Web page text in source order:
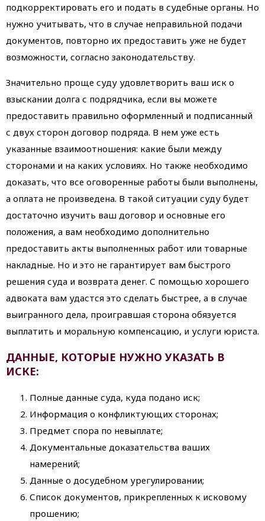
подкорректировать его и подать в судебные органы. Но
нужно учитывать, что в случае неправильной подачи
документов, повторно их предоставить уже не будет
возможности, согласно законодательству.
Значительно проще суду удовлетворить ваш иск о
взыскании долга с подрядчика, если вы можете
предоставить правильно оформленный и подписанный
с двух сторон договор подряда. В нем уже есть
указанные взаимоотношения: какие были между
сторонами и на каких условиях. Но также необходимо
доказать, что все оговоренные работы были выполнены,
а оплата не произведена. В такой ситуации суду будет
достаточно изучить ваш договор и основные его
положения, а вам необходимо дополнительно
предоставить акты выполненных работ или товарные
накладные. Но и это не гарантирует вам быстрого
решения суда и возврата денег. С помощью хорошего
адвоката вам удастся это сделать быстрее, а в случае
выигранного дела, проигравшая сторона обязуется
выплатить и моральную компенсацию, и услуги юриста.
ДАННЫЕ, КОТОРЫЕ НУЖНО УКАЗАТЬ В
ИСКЕ:
Полные данные суда, куда подано иск;
Информация о конфликтующих сторонах;
Предмет спора по невыплате;
Документальные доказательства ваших
намерений;
Данные о досудебном урегулировании;
Список документов, прикрепленных к исковому
прошению;